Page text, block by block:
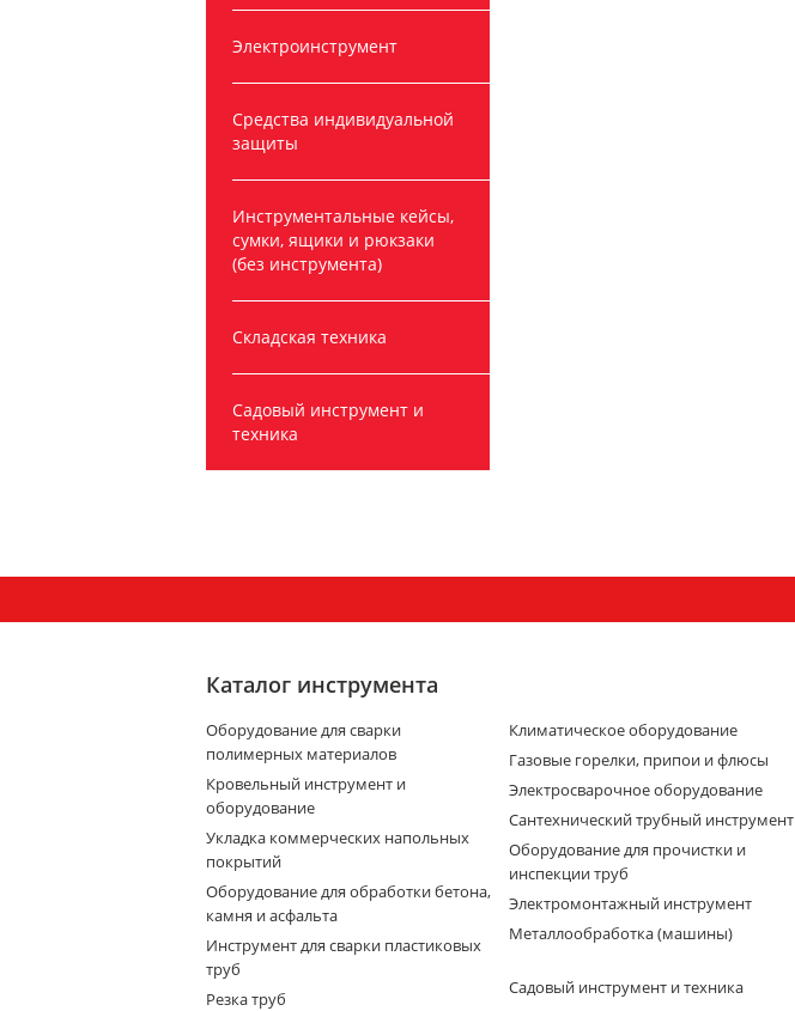
Электроинструмент
Средства индивидуальной
защиты
Инструментальные кейсы,
сумки, ящики и рюкзаки
(без инструмента)
Складская техника
Садовый инструмент и
техника
Каталог инструмента
Оборудование для сварки
полимерных материалов
Кровельный инструмент и
оборудование
Укладка коммерческих напольных
покрытий
Оборудование для обработки бетона,
камня и асфальта
Инструмент для сварки пластиковых
труб
Резка труб
Климатическое оборудование
Газовые горелки, припои и флюсы
Электросварочное оборудование
Сантехнический трубный инструмент
Оборудование для прочистки и
инспекции труб
Электромонтажный инструмент
Металлообработка (машины)
Садовый инструмент и техника